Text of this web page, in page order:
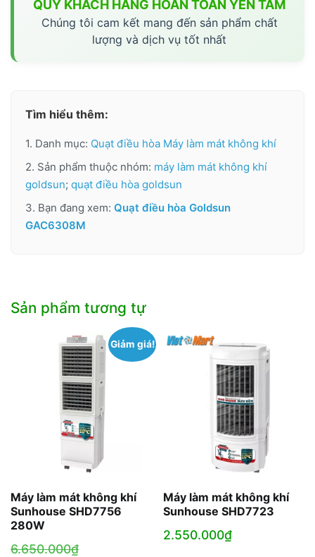
QUÝ KHÁCH HÀNG HOÀN TOÀN YÊN TÂM
Chúng tôi cam kết mang đến sản phẩm chất
lượng và dịch vụ tốt nhất
Tìm hiểu thêm:
1. Danh mục: Quạt điều hòa Máy làm mát không khí
2. Sản phẩm thuộc nhóm: máy làm mát không khí
goldsun; quạt điều hòa goldsun
3. Bạn đang xem: Quạt điều hòa Goldsun
GAC6308M
Sản phẩm tương tự
Giảm giá!
Máy làm mát không khí
Sunhouse SHD7756
280W
6.650.000₫Giá
Máy làm mát không khí
Sunhouse SHD7723
2.550.000₫